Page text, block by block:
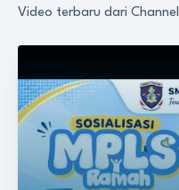
Video terbaru dari Channel